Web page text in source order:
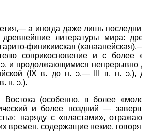
а иногда даже лишь
литературы мира:
финикииская
соприкосновение и с более
и продолжающимися непрерывно
(IX в. до н. э.— III в. н. э.),
н. э.).
Востока (особенно, в более
и более поздний —
наряду с «пластами»,
времен, содержащие некие,